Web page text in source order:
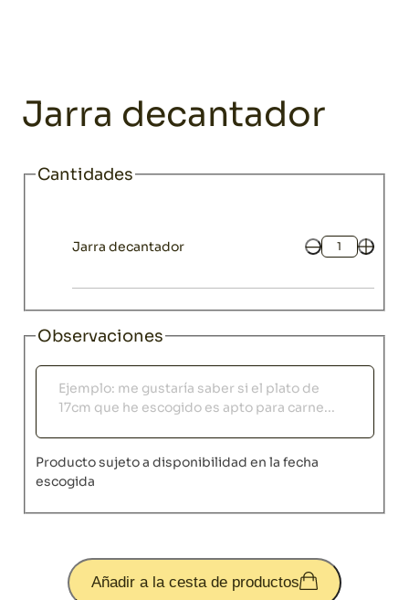
Jarra decantador
Cantidades
Jarra decantador Cantidad
Observaciones
Observaciones
Producto sujeto a disponibilidad en la fecha
escogida
Añadir a la cesta de productos